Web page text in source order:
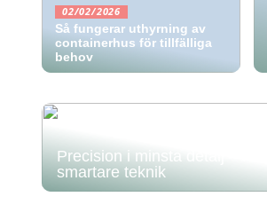
02/02/2026
Så fungerar uthyrning av
containerhus för tillfälliga
behov
Precision i minsta detalj – för
smartare teknik